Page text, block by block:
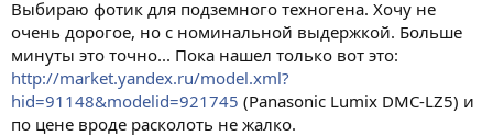
ы
л
Выбираю фотик для подземного техногена. Хочу не
очень дорогое, но с номинальной выдержкой. Больше
минуты это точно... Пока нашел только вот это:
http://market.yandex.ru/model.xml?
hid=91148&modelid=921745 (Panasonic Lumix DMC-LZ5) и
по цене вроде расколоть не жалко.